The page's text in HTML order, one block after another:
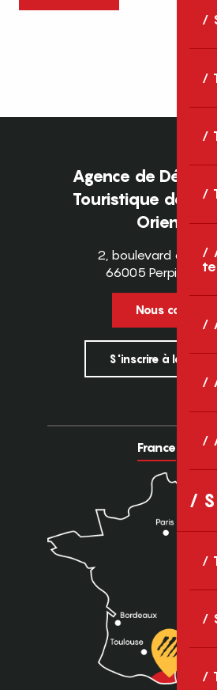
Pyrénées-Orientales sont
idéale pour partager des
famille tout au
Agence de
Touristique des
Orientales
2, boulevard des
66005 Perpignan
Nous contacter
S'inscrire à la
France Europe